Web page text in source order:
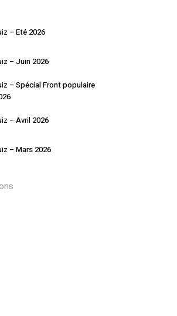
– Eté 2026
– Juin 2026
– Spécial Front populaire
– Avril 2026
– Mars 2026